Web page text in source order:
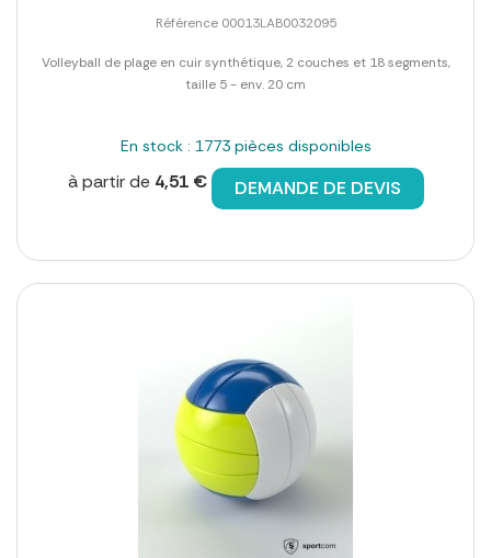
Référence 00013LAB0032095
Volleyball de plage en cuir synthétique, 2 couches et 18 segments,
taille 5 - env. 20 cm
En stock : 1773 pièces disponibles
à partir de 4,51 € DEMANDE DE DEVIS